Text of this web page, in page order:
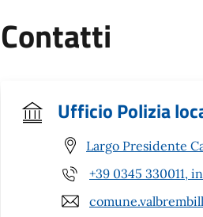
Contatti
Ufficio Polizia
Largo Presidente
+39 0345 330011,